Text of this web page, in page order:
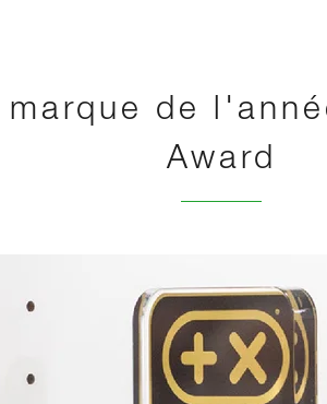
marque de
Award